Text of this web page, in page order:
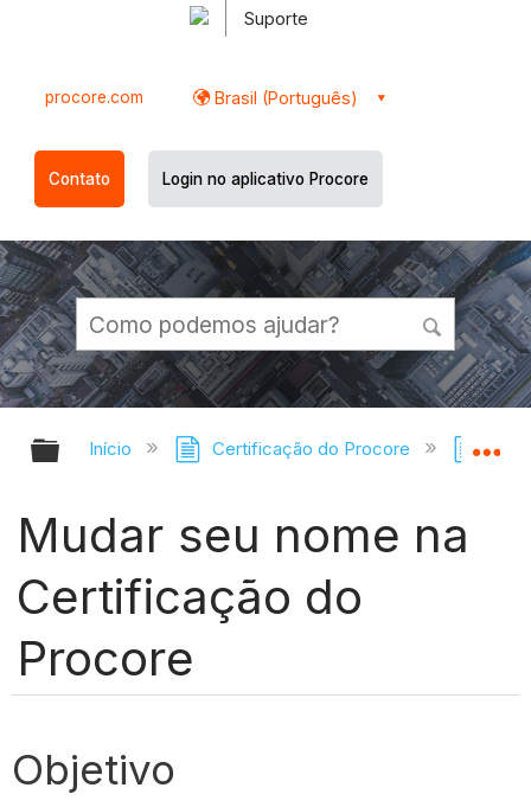
Suporte
procore.com Brasil (Português)
Contato Login no aplicativo Procore
Expandir/recolher hierarquia
Início Certificação do Procore
Mudar seu nome na
Certificação do
Procore
Objetivo